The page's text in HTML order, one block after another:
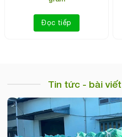
Đọc tiếp
Tin tức - bài